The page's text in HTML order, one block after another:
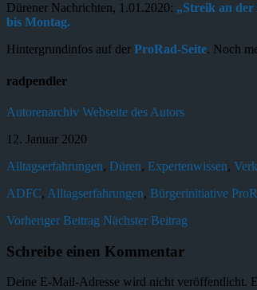
Dürener Nachrichten, 1.01.2020: „Streik an
bis Montag.
Hintergrundinfos auf der ProRad-Seite. Noch
radpendler
Autorenarchiv Webseite des Autors
12. Januar 2020
Alltagserfahrungen, Düren, Expertenwissen,
ADFC, Alltagserfahrungen, Bürgerinitiative
Vorheriger Beitrag Nächster Beitrag
Schreibe einen Kommentar
Deine E-Mail-Adresse wird nicht veröffentlicht.